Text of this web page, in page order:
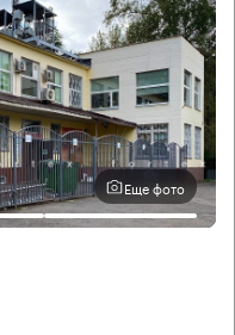
Еще фото